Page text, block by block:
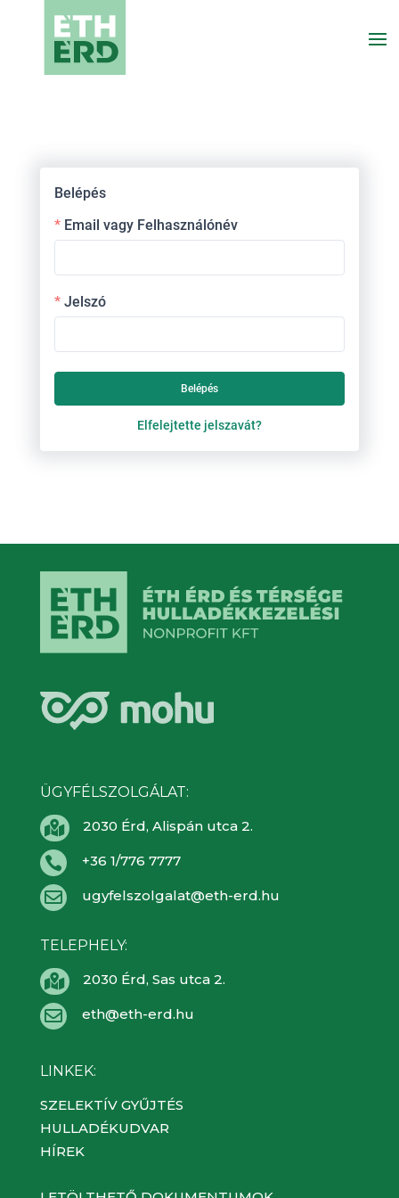
Belépés
Email vagy Felhasználónév
Jelszó
Belépés
Elfelejtette jelszavát?
ÜGYFÉLSZOLGÁLAT:
 2030 Érd, Alispán utca 2.
 +36 1/776 7777
 ugyfelszolgalat@eth-erd.hu
TELEPHELY:
 2030 Érd, Sas utca 2.
 eth@eth-erd.hu
LINKEK:
SZELEKTÍV GYŰJTÉS
HULLADÉKUDVAR
HÍREK